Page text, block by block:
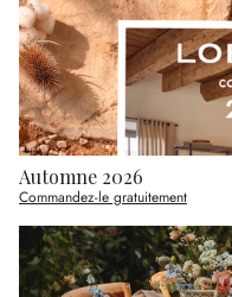
Automne 2026
Commandez-le gratuitement